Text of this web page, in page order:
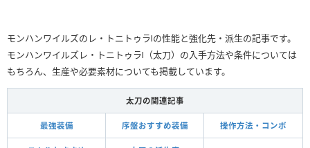
モンハンワイルズのレ・トニトゥラⅠの性能と強化先・派生の記事です。
モンハンワイルズレ・トニトゥラⅠ（太刀）の入手方法や条件については
もちろん、生産や必要素材についても掲載しています。
太刀の関連記事
最強装備 序盤おすすめ装備 操作方法・コンボ